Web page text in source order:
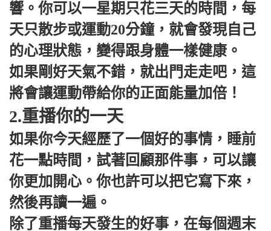
響。你可以一星期只花三天的時間，每
天只散步或運動20分鐘，就會發現自己
的心理狀態，變得跟身體一樣健康。
如果剛好天氣不錯，就出門走走吧，這
將會讓運動帶給你的正面能量加倍！
2.重播你的一天
如果你今天經歷了一個好的事情，睡前
花一點時間，試著回顧那件事，可以讓
你更加開心。你也許可以把它寫下來，
然後再讀一遍。
除了重播每天發生的好事，在每個週末